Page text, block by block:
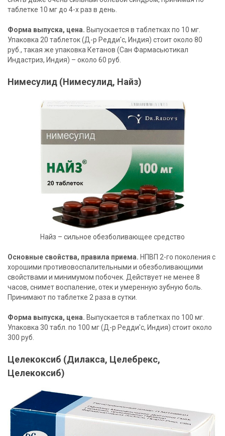
таблетке 10 мг до 4-х раз в день.
Форма выпуска, цена. Выпускается в таблетках по 10 мг.
Упаковка 20 таблеток (Д-р Редди'с, Индия) стоит около 80
руб., такая же упаковка Кетанов (Сан Фармасьютикал
Индастриз, Индия) – около 60 руб.
Нимесулид (Нимесулид, Найз)
Найз – сильное обезболивающее средство
Основные свойства, правила приема. НПВП 2-го поколения с
хорошими противовоспалительными и обезболивающими
свойствами и минимумом побочек. Действует не менее 8
часов, снимет воспаление, отек и умеренную зубную боль.
Принимают по таблетке 2 раза в сутки.
Форма выпуска, цена. Выпускается в таблетках по 100 мг.
Упаковка 30 табл. по 100 мг (Д-р Редди'с, Индия) стоит около
300 руб.
Целекоксиб (Дилакса, Целебрекс,
Целекоксиб)